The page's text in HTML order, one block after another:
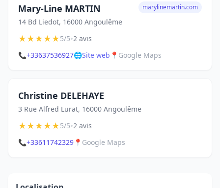
Mary-Line MARTIN
14 Bd Liedot, 16000 Angoulême
marylinemartin.com
★★★★★5/5•2 avis
📞+33637536927🌐Site web 📍 Google Maps
Christine DELEHAYE
3 Rue Alfred Lurat, 16000 Angoulême
★★★★★5/5•2 avis
📞+33611742329 📍 Google Maps